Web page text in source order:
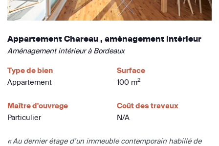
Appartement Chareau , aménagement intérieur
Aménagement intérieur à Bordeaux
Type de bien
Appartement
Surface
100 m2
Maître d'ouvrage
Particulier
Coût des travaux
N/A
« Au dernier étage d’un immeuble contemporain habillé de